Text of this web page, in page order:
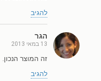
להגיב
הגר
13 במאי 2013
זה המוצר הנכון.
להגיב